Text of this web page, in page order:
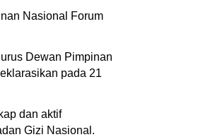
Nasional Forum
Dewan Pimpinan
pada 21
dan aktif
Gizi Nasional.